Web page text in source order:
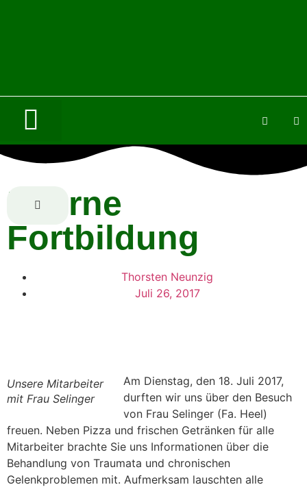
Interne
Fortbildung
Thorsten Neunzig
Juli 26, 2017
Unsere Mitarbeiter
mit Frau Selinger
Am Dienstag, den 18. Juli 2017,
durften wir uns über den Besuch
von Frau Selinger (Fa. Heel)
freuen. Neben Pizza und frischen Getränken für alle
Mitarbeiter brachte Sie uns Informationen über die
Behandlung von Traumata und chronischen
Gelenkproblemen mit. Aufmerksam lauschten alle